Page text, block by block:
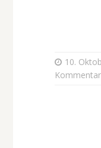
10.